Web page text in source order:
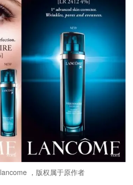
，版权属于原作者